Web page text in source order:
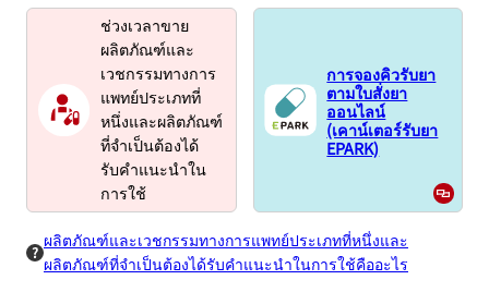
ช่วงเวลาขาย
ผลิตภัณฑ์และ
เวชกรรมทางการ
แพทย์ประเภทที่
หนึ่งและผลิตภัณฑ์
ที่จำเป็นต้องได้
รับคำแนะนำใน
การใช้
การจองคิวรับยา
ตามใบสั่งยา
ออนไลน์
(เคาน์เตอร์รับยา
EPARK)
ผลิตภัณฑ์และเวชกรรมทางการแพทย์ประเภทที่หนึ่งและ
ผลิตภัณฑ์ที่จำเป็นต้องได้รับคำแนะนำในการใช้คืออะไร